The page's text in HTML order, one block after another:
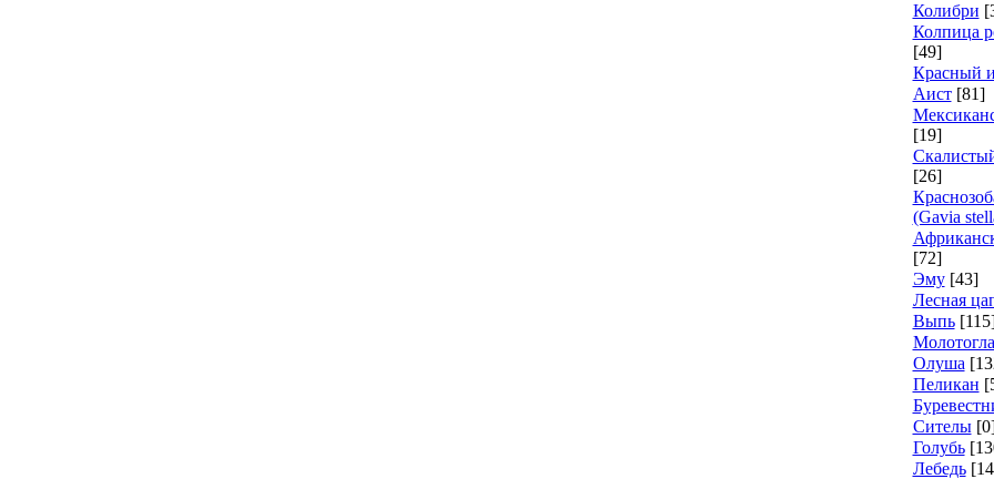
Колибри
Колпица
[49]
Красный
Аист [81]
[19]
[26]
(Gavia
[72]
Эму [43]
Лесная
Выпь
Олуша
Пеликан
Сителы
Голубь
Лебедь